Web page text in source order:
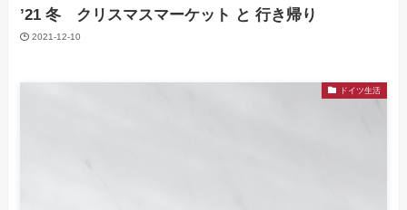
’21 冬 クリスマスマーケット と 行き帰り
2021-12-10
ドイツ生活